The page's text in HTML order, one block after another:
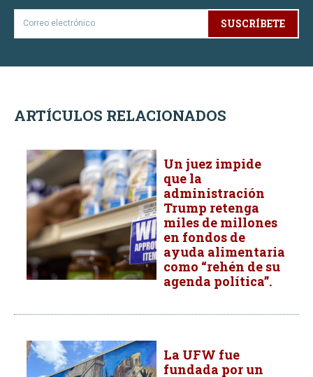
SUSCRÍBETE
ARTÍCULOS RELACIONADOS
Un juez impide
que la
administración
Trump retenga
miles de millones
en fondos de
ayuda alimentaria
como “rehén de su
agenda política”.
La UFW fue
fundada por un